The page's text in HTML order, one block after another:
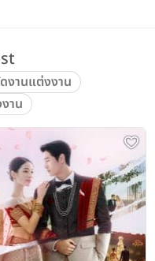
งานแต่งงาน
าน